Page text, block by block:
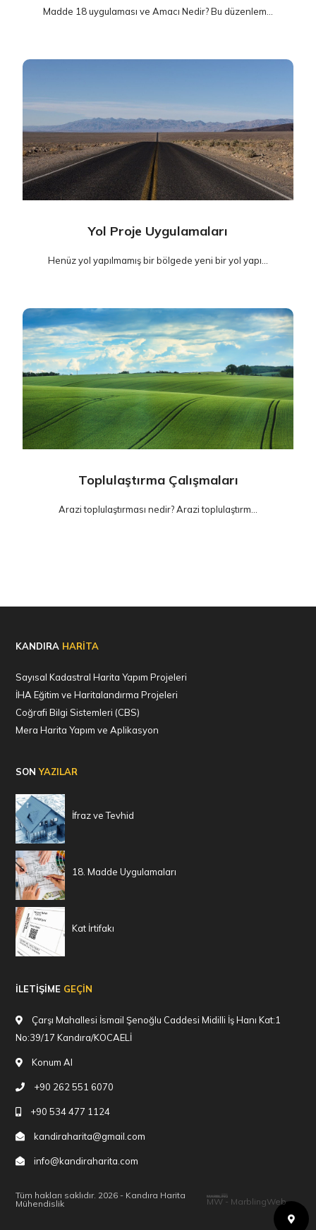
Madde 18 uygulaması ve Amacı Nedir? Bu düzenlem...
Yol Proje Uygulamaları
Henüz yol yapılmamış bir bölgede yeni bir yol yapı...
Toplulaştırma Çalışmaları
Arazi toplulaştırması nedir? Arazi toplulaştırm...
KANDIRA HARİTA
Sayısal Kadastral Harita Yapım Projeleri
İHA Eğitim ve Haritalandırma Projeleri
Coğrafi Bilgi Sistemleri (CBS)
Mera Harita Yapım ve Aplikasyon
SON YAZILAR
İfraz ve Tevhid
18. Madde Uygulamaları
Kat İrtifakı
İLETİŞİME GEÇİN
Çarşı Mahallesi İsmail Şenoğlu Caddesi Midilli İş Hanı Kat:1
No:39/17 Kandıra/KOCAELİ
Konum Al
+90 262 551 6070
+90 534 477 1124
kandiraharita@gmail.com
info@kandiraharita.com
Tüm hakları saklıdır. 2026 - Kandıra Harita
Mühendislik
MW - MarblingWeb